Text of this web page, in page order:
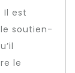
Il est
soutien-
le